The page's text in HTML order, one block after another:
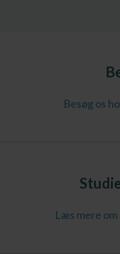
Besøg os
Læs mere